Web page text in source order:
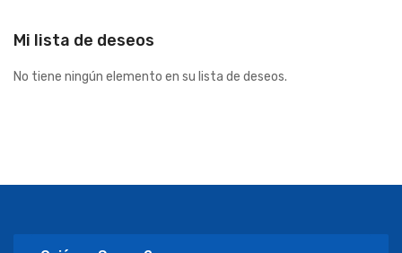
Mi lista de deseos
No tiene ningún elemento en su lista de deseos.